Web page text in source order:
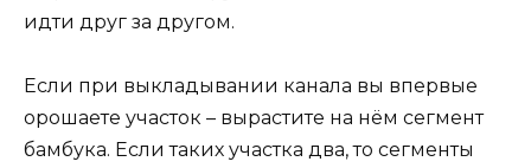
идти друг за другом.
Если при выкладывании канала вы впервые
орошаете участок – вырастите на нём сегмент
бамбука. Если таких участка два, то сегменты